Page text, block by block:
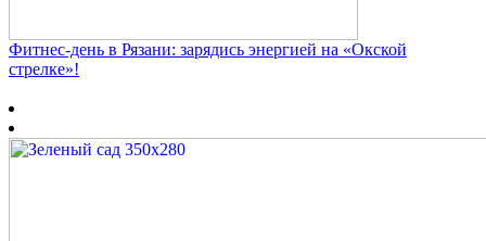
Фитнес‑день в Рязани: зарядись энергией на «Окской
стрелке»!